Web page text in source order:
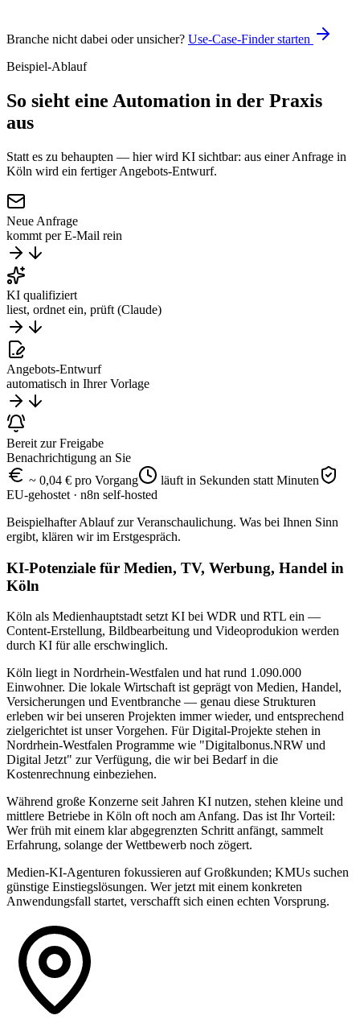
Branche nicht dabei oder unsicher? Use-Case-Finder starten
Beispiel-Ablauf
So sieht eine Automation in der Praxis
aus
Statt es zu behaupten — hier wird KI sichtbar: aus einer Anfrage in
Köln wird ein fertiger Angebots-Entwurf.
Neue Anfrage
kommt per E-Mail rein
KI qualifiziert
liest, ordnet ein, prüft (Claude)
Angebots-Entwurf
automatisch in Ihrer Vorlage
Bereit zur Freigabe
Benachrichtigung an Sie
~ 0,04 € pro Vorgang
läuft in Sekunden statt Minuten
EU-gehostet · n8n self-hosted
Beispielhafter Ablauf zur Veranschaulichung. Was bei Ihnen Sinn
ergibt, klären wir im Erstgespräch.
KI-Potenziale für Medien, TV, Werbung, Handel in
Köln
Köln als Medienhauptstadt setzt KI bei WDR und RTL ein —
Content-Erstellung, Bildbearbeitung und Videoprodukion werden
durch KI für alle erschwinglich.
Köln liegt in Nordrhein-Westfalen und hat rund 1.090.000
Einwohner. Die lokale Wirtschaft ist geprägt von Medien, Handel,
Versicherungen und Eventbranche — genau diese Strukturen
erleben wir bei unseren Projekten immer wieder, und entsprechend
zielgerichtet ist unser Vorgehen. Für Digital-Projekte stehen in
Nordrhein-Westfalen Programme wie "Digitalbonus.NRW und
Digital Jetzt" zur Verfügung, die wir bei Bedarf in die
Kostenrechnung einbeziehen.
Während große Konzerne seit Jahren KI nutzen, stehen kleine und
mittlere Betriebe in Köln oft noch am Anfang. Das ist Ihr Vorteil:
Wer früh mit einem klar abgegrenzten Schritt anfängt, sammelt
Erfahrung, solange der Wettbewerb noch zögert.
Medien-KI-Agenturen fokussieren auf Großkunden; KMUs suchen
günstige Einstiegslösungen. Wer jetzt mit einem konkreten
Anwendungsfall startet, verschafft sich einen echten Vorsprung.